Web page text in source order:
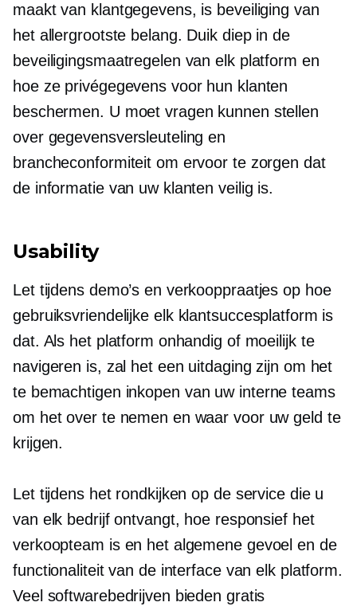
maakt van klantgegevens, is beveiliging van
het allergrootste belang. Duik diep in de
beveiligingsmaatregelen van elk platform en
hoe ze privégegevens voor hun klanten
beschermen. U moet vragen kunnen stellen
over gegevensversleuteling en
brancheconformiteit om ervoor te zorgen dat
de informatie van uw klanten veilig is.
Usability
Let tijdens demo’s en verkooppraatjes op hoe
gebruiksvriendelijke elk klantsuccesplatform is
dat. Als het platform onhandig of moeilijk te
navigeren is, zal het een uitdaging zijn om het
te bemachtigen inkopen van uw interne teams
om het over te nemen en waar voor uw geld te
krijgen.
Let tijdens het rondkijken op de service die u
van elk bedrijf ontvangt, hoe responsief het
verkoopteam is en het algemene gevoel en de
functionaliteit van de interface van elk platform.
Veel softwarebedrijven bieden gratis